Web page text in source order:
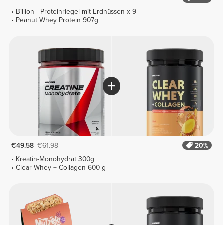
Billion - Proteinriegel mit Erdnüssen x 9
Peanut Whey Protein 907g
€49.58 €61.98
20%
Kreatin-Monohydrat 300g
Clear Whey + Collagen 600 g